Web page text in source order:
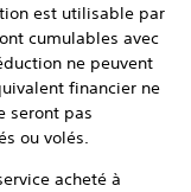
est utilisable par
cumulables avec
ne peuvent
financier ne
seront pas
ou volés.
acheté à